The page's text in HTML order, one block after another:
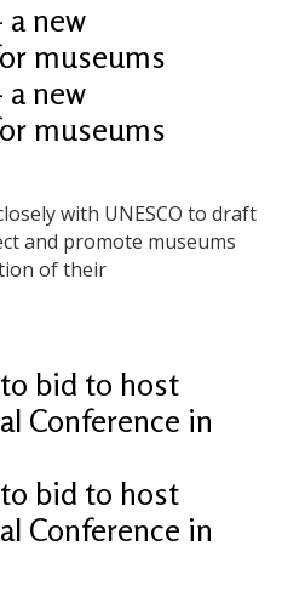
a new
museums
a new
museums
with UNESCO to draft
and promote museums
of their
bid to host
Conference in
bid to host
Conference in